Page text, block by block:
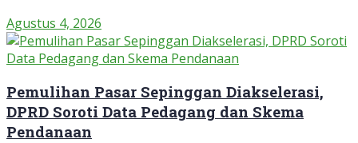
Agustus 4, 2026
Pemulihan Pasar Sepinggan Diakselerasi,
DPRD Soroti Data Pedagang dan Skema
Pendanaan